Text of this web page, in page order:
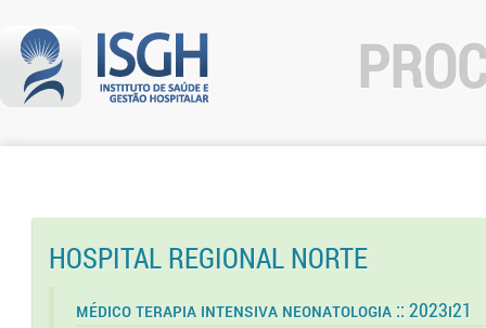
HOSPITAL REGIONAL NORTE
Médico Terapia Intensiva Neonatologia :: 2023I21